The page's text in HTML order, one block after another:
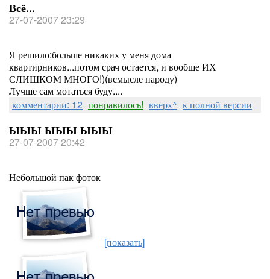
Всё...
27-07-2007 23:29
Я решило:больше никаких у меня дома
квартирников...потом срач остается, и вообще ИХ
СЛИШКОМ МНОГО!)(всмысле народу)
Лучше сам мотаться буду....
комментарии: 12 понравилось! вверх^ к полной версии
ЫЫЫ ЫЫЫ ЫЫЫ
27-07-2007 20:42
Небольшой пак фоток
[показать]